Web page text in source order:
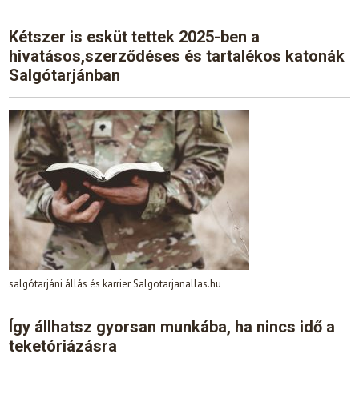
Kétszer is esküt tettek 2025-ben a
hivatásos,szerződéses és tartalékos katonák
Salgótarjánban
salgótarjáni állás és karrier Salgotarjanallas.hu
Így állhatsz gyorsan munkába, ha nincs idő a
teketóriázásra